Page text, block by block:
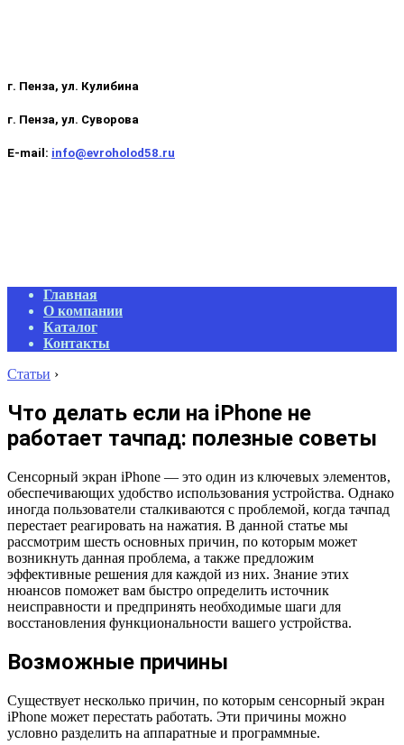
г. Пенза, ул. Кулибина
г. Пенза, ул. Суворова
E-mail: info@evroholod58.ru
Primary
Navigation
Menu
Главная
О компании
Каталог
Контакты
Статьи ›
Что делать если на iPhone не
работает тачпад: полезные советы
Сенсорный экран iPhone — это один из ключевых элементов,
обеспечивающих удобство использования устройства. Однако
иногда пользователи сталкиваются с проблемой, когда тачпад
перестает реагировать на нажатия. В данной статье мы
рассмотрим шесть основных причин, по которым может
возникнуть данная проблема, а также предложим
эффективные решения для каждой из них. Знание этих
нюансов поможет вам быстро определить источник
неисправности и предпринять необходимые шаги для
восстановления функциональности вашего устройства.
Возможные причины
Существует несколько причин, по которым сенсорный экран
iPhone может перестать работать. Эти причины можно
условно разделить на аппаратные и программные.